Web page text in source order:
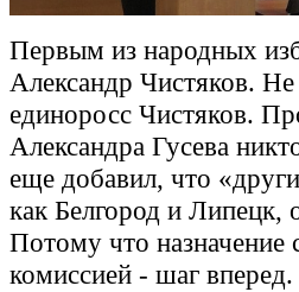
Первым из народных
Александр Чистяков.
единоросс Чистяков.
Александра Гусева
еще добавил, что
как Белгород и Липецк,
Потому что назначение
комиссией - шаг вперед.